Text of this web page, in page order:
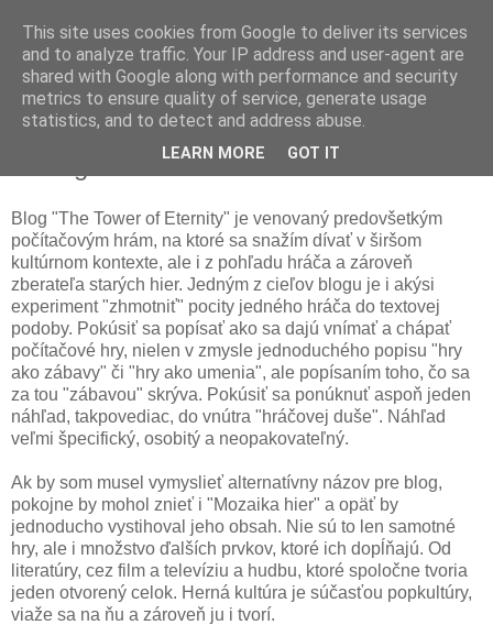
Blog "The Tower of Eternity" je venovaný predovšetkým
počítačovým hrám, na ktoré sa snažím dívať v širšom
kultúrnom kontexte, ale i z pohľadu hráča a zároveň
zberateľa starých hier. Jedným z cieľov blogu je i akýsi
experiment "zhmotniť" pocity jedného hráča do textovej
podoby. Pokúsiť sa popísať ako sa dajú vnímať a chápať
počítačové hry, nielen v zmysle jednoduchého popisu "hry
ako zábavy" či "hry ako umenia", ale popísaním toho, čo sa
za tou "zábavou" skrýva. Pokúsiť sa ponúknuť aspoň jeden
náhľad, takpovediac, do vnútra "hráčovej duše". Náhľad
veľmi špecifický, osobitý a neopakovateľný.
Ak by som musel vymyslieť alternatívny názov pre blog,
pokojne by mohol znieť i "Mozaika hier" a opäť by
jednoducho vystihoval jeho obsah. Nie sú to len samotné
hry, ale i množstvo ďalších prvkov, ktoré ich dopĺňajú. Od
literatúry, cez film a televíziu a hudbu, ktoré spoločne tvoria
jeden otvorený celok. Herná kultúra je súčasťou popkultúry,
viaže sa na ňu a zároveň ju i tvorí.
This site uses cookies from Google to deliver its services
and to analyze traffic. Your IP address and user-agent are
shared with Google along with performance and security
metrics to ensure quality of service, generate usage
statistics, and to detect and address abuse.
LEARN MORE GOT IT